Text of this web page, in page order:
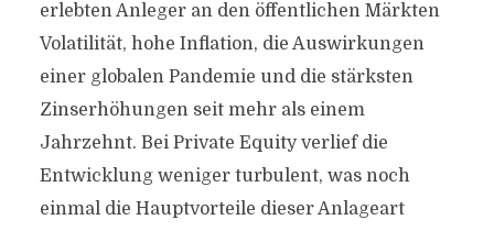
erlebten Anleger an den öffentlichen Märkten
Volatilität, hohe Inflation, die Auswirkungen
einer globalen Pandemie und die stärksten
Zinserhöhungen seit mehr als einem
Jahrzehnt. Bei Private Equity verlief die
Entwicklung weniger turbulent, was noch
einmal die Hauptvorteile dieser Anlageart